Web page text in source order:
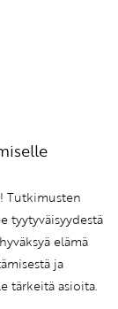
Tutkimusten
tyytyväisyydestä
elämä
ja
tärkeitä asioita.